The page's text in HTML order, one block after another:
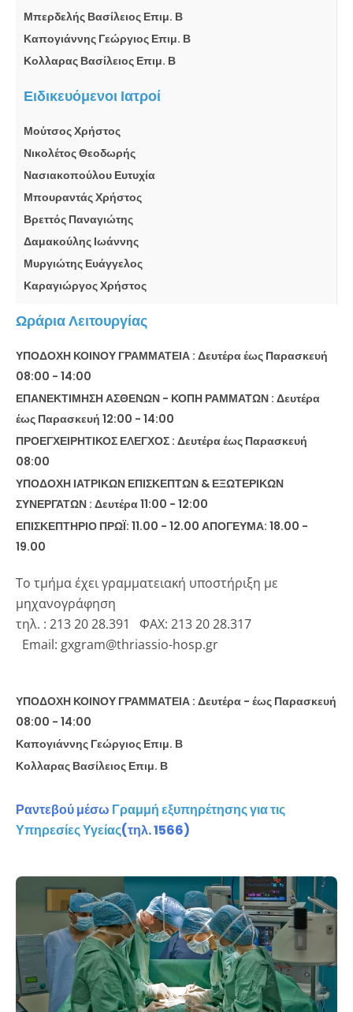
Μπερδελής Βασίλειος Επιμ. Β
Καπογιάννης Γεώργιος Επιμ. Β
Κολλαρας Βασίλειος Επιμ. Β
Ειδικευόμενοι Ιατροί
Μούτσος Χρήστος
Νικολέτος Θεοδωρής
Νασιακοπούλου Ευτυχία
Μπουραντάς Χρήστος
Βρεττός Παναγιώτης
Δαμακούλης Ιωάννης
Μυργιώτης Ευάγγελος
Καραγιώργος Χρήστος
Ωράρια Λειτουργίας
ΥΠΟΔΟΧΗ ΚΟΙΝΟΥ ΓΡΑΜΜΑΤΕΙΑ : Δευτέρα έως Παρασκευή
08:00 - 14:00
ΕΠΑΝΕΚΤΙΜΗΣΗ ΑΣΘΕΝΩΝ - ΚΟΠΗ ΡΑΜΜΑΤΩΝ : Δευτέρα
έως Παρασκευή 12:00 - 14:00
ΠΡΟΕΓΧΕΙΡΗΤΙΚΟΣ ΕΛΕΓΧΟΣ : Δευτέρα έως Παρασκευή
08:00
ΥΠΟΔΟΧΗ ΙΑΤΡΙΚΩΝ ΕΠΙΣΚΕΠΤΩΝ & ΕΞΩΤΕΡΙΚΩΝ
ΣΥΝΕΡΓΑΤΩΝ : Δευτέρα 11:00 - 12:00
ΕΠΙΣΚΕΠΤΗΡΙΟ ΠΡΩΪ: 11.00 - 12.00 ΑΠΟΓΕΥΜΑ: 18.00 -
19.00
Το τμήμα έχει γραμματειακή υποστήριξη με
μηχανογράφηση
τηλ. : 213 20 28.391 ΦΑΧ: 213 20 28.317
Email: gxgram@thriassio-hosp.gr
ΥΠΟΔΟΧΗ ΚΟΙΝΟΥ ΓΡΑΜΜΑΤΕΙΑ : Δευτέρα - έως Παρασκευή
08:00 - 14:00
Καπογιάννης Γεώργιος Επιμ. Β
Κολλαρας Βασίλειος Επιμ. Β
Ραντεβού μέσω Γραμμή εξυπηρέτησης για τις
Υπηρεσίες Υγείας(τηλ. 1566)